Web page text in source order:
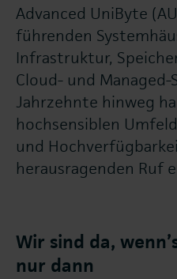
Advanced UniByte
führenden
Infrastruktur,
Cloud- und Managed-
Jahrzehnte hinweg
hochsensiblen
und
herausragenden Ruf
Wir sind da,
nur dann